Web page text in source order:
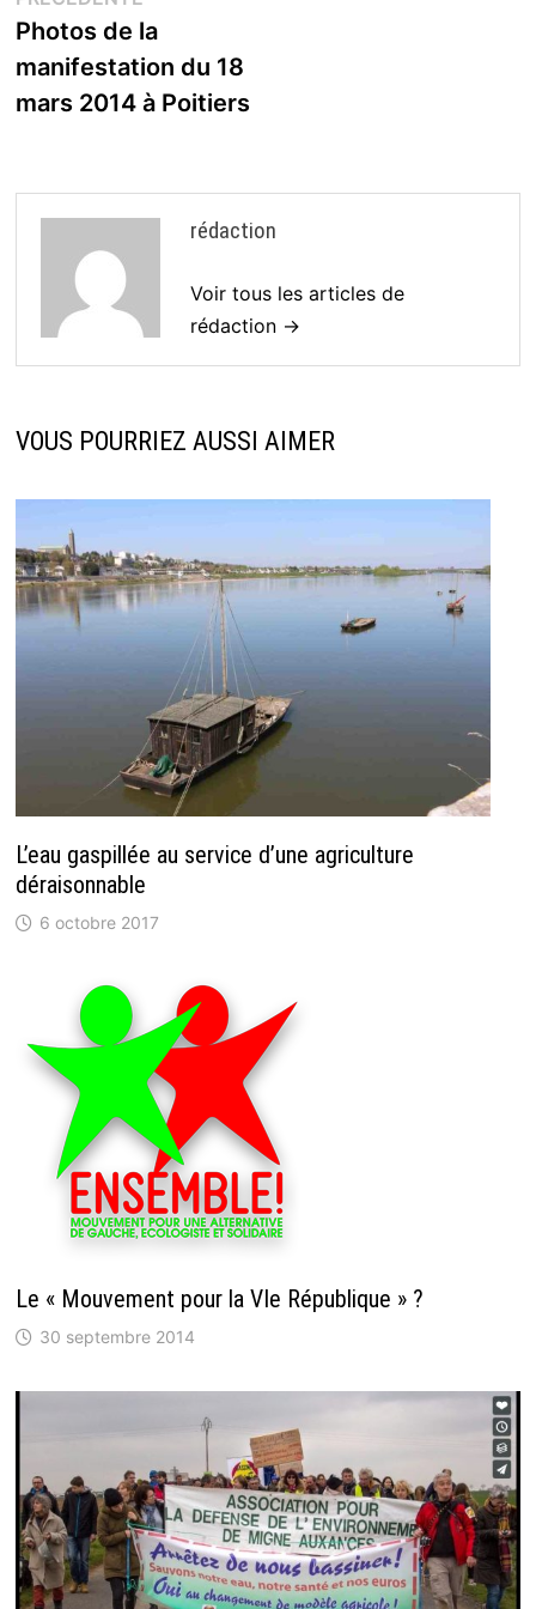
de
l’article
précédente :
Photos de la
manifestation du 18
mars 2014 à Poitiers
rédaction
Voir tous les articles de
rédaction →
VOUS POURRIEZ AUSSI AIMER
L’eau gaspillée au service d’une agriculture
déraisonnable
6 octobre 2017
Le « Mouvement pour la VIe République » ?
30 septembre 2014